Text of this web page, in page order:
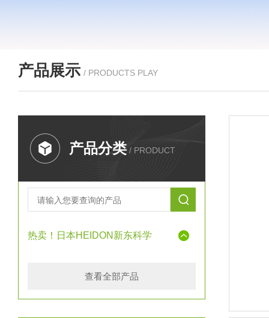
产品展示 / PRODUCTS PLAY
产品分类 / PRODUCT
热卖！日本HEIDON新东科学
查看全部产品